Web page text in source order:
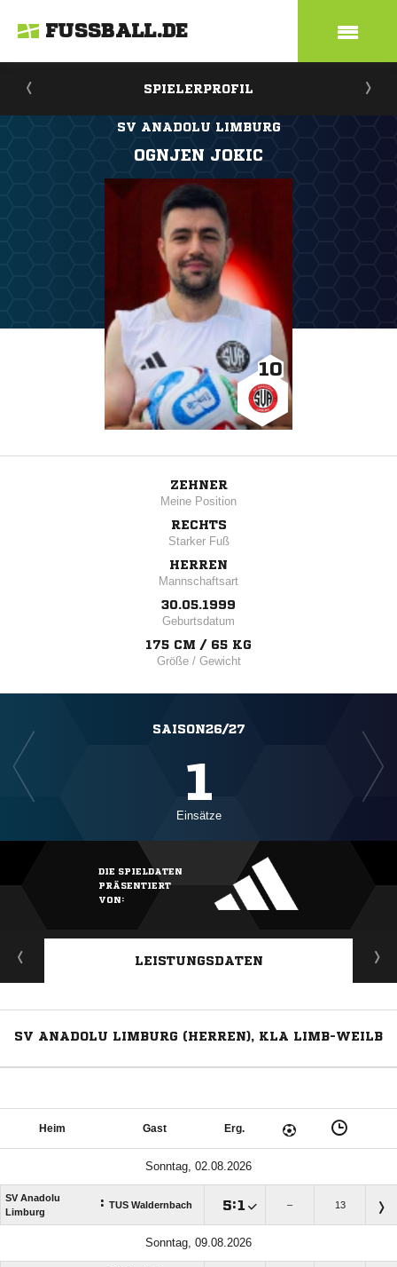
FUSSBALL.DE
SPIELERPROFIL
SV ANADOLU LIMBURG
OGNJEN JOKIC
10
ZEHNER
Meine Position
RECHTS
Starker Fuß
HERREN
Mannschaftsart
30.05.1999
Geburtsdatum
175 CM / 65 KG
Größe / Gewicht
SAISON26/27
1
Einsätze
DIE SPIELDATEN
PRÄSENTIERT
VON:
LEISTUNGSDATEN
SV ANADOLU LIMBURG (HERREN), KLA LIMB-WEILB
Heim Gast Erg.
Sonntag, 02.08.2026
SV Anadolu
Limburg
: TUS Waldernbach : – 13
Sonntag, 09.08.2026